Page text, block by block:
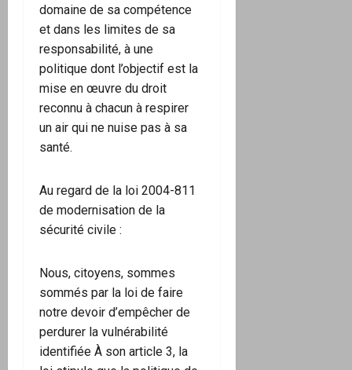
domaine de sa compétence
et dans les limites de sa
responsabilité, à une
politique dont l’objectif est la
mise en œuvre du droit
reconnu à chacun à respirer
un air qui ne nuise pas à sa
santé.
Au regard de la loi 2004-811
de modernisation de la
sécurité civile :
Nous, citoyens, sommes
sommés par la loi de faire
notre devoir d’empêcher de
perdurer la vulnérabilité
identifiée À son article 3, la